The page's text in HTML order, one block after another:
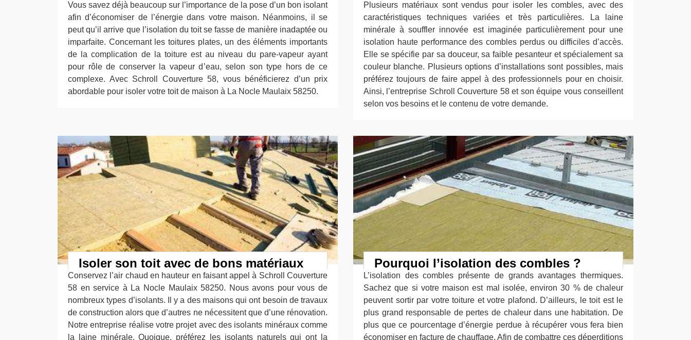
Vous savez déjà beaucoup sur l’importance de la pose d’un bon isolant
afin d’économiser de l’énergie dans votre maison. Néanmoins, il se
peut qu’il arrive que l’isolation du toit se fasse de manière inadaptée ou
imparfaite. Concernant les toitures plates, un des éléments importants
de la complication de la toiture est au niveau du pare-vapeur ayant
pour rôle de conserver la vapeur d’eau, selon son type hors de ce
complexe. Avec Schroll Couverture 58, vous bénéficierez d’un prix
abordable pour isoler votre toit de maison à La Nocle Maulaix 58250.
Plusieurs matériaux sont vendus pour isoler les combles, avec des
caractéristiques techniques variées et très particulières. La laine
minérale à souffler innovée est imaginée particulièrement pour une
isolation haute performance des combles perdus ou difficiles d’accès.
Elle se spécifie par sa douceur, sa faible pesanteur et spécialement sa
couleur blanche. Plusieurs options d’installations sont possibles, mais
préférez toujours de faire appel à des professionnels pour en choisir.
Ainsi, l’entreprise Schroll Couverture 58 et son équipe vous conseillent
selon vos besoins et le contenu de votre demande.
Isoler son toit avec de bons matériaux
Conservez l’air chaud en hauteur en faisant appel à Schroll Couverture
58 en service à La Nocle Maulaix 58250. Nous avons pour vous de
nombreux types d’isolants. Il y a des maisons qui ont besoin de travaux
de construction alors que d’autres ne nécessitent que d’une rénovation.
Notre entreprise réalise votre projet avec des isolants minéraux comme
la laine minérale. Quoique, préférez les isolants naturels qui ont la
Pourquoi l’isolation des combles ?
L’isolation des combles présente de grands avantages thermiques.
Sachez que si votre maison est mal isolée, environ 30 % de chaleur
peuvent sortir par votre toiture et votre plafond. D’ailleurs, le toit est le
plus grand responsable de pertes de chaleur dans une habitation. De
plus que ce pourcentage d’énergie perdue à récupérer vous fera bien
économiser en facture de chauffage. Afin de combattre ces déperditions